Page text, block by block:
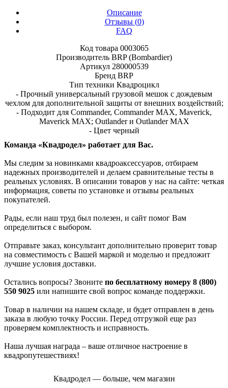
Описание
Отзывы (0)
FAQ
Код товара 0003065
Производитель BRP (Bombardier)
Артикул 280000539
Бренд BRP
Тип техники Квадроцикл
- Прочный универсальный грузовой мешок с дождевым
чехлом для дополнительной защиты от внешних воздействий;
- Подходит для Commander, Commander MAX, Maverick,
Maverick MAX; Outlander и Outlander MAX
- Цвет черный
Команда «Квадродел» работает для Вас.
Мы следим за новинками квадроаксессуаров, отбираем
надежных производителей и делаем сравнительные тесты в
реальных условиях. В описании товаров у нас на сайте: четкая
информация, советы по установке и отзывы реальных
покупателей.
Рады, если наш труд был полезен, и сайт помог Вам
определиться с выбором.
Отправьте заказ, консультант дополнительно проверит товар
на совместимость с Вашей маркой и моделью и предложит
лучшие условия доставки.
Остались вопросы? Звоните по бесплатному номеру 8 (800)
550 9025 или напишите свой вопрос команде поддержки.
Товар в наличии на нашем складе, и будет отправлен в день
заказа в любую точку России. Перед отгрузкой еще раз
проверяем комплектность и исправность.
Наша лучшая награда – ваше отличное настроение в
квадропутешествиях!
Квадродел — больше, чем магазин